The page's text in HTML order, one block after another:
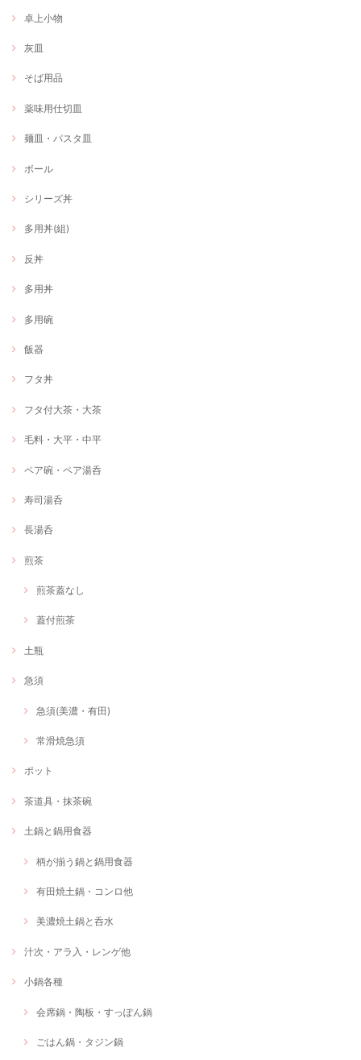
卓上小物
灰皿
そば用品
薬味用仕切皿
麺皿・パスタ皿
ボール
シリーズ丼
多用丼(組)
反丼
多用丼
多用碗
飯器
フタ丼
フタ付大茶・大茶
毛料・大平・中平
ペア碗・ペア湯呑
寿司湯呑
長湯呑
煎茶
煎茶蓋なし
蓋付煎茶
土瓶
急須
急須(美濃・有田)
常滑焼急須
ポット
茶道具・抹茶碗
土鍋と鍋用食器
柄が揃う鍋と鍋用食器
有田焼土鍋・コンロ他
美濃焼土鍋と呑水
汁次・アラ入・レンゲ他
小鍋各種
会席鍋・陶板・すっぽん鍋
ごはん鍋・タジン鍋